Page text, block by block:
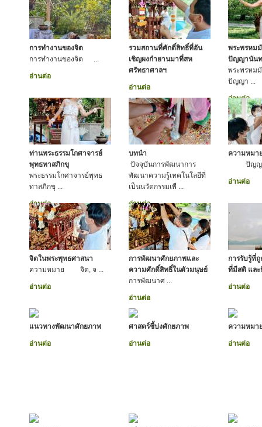
การทำงานของจิต
การทำงานของจิต ...
อ่านต่อ
รวมสถานที่ศักดิ์สิทธิ์ที่อัน
เชิญผงกำยานมาที่สห
ศรัทธาศาลฯ
อ่านต่อ
พระพรหม
ปัญญานัน
พระพรหม
ปัญญา ...
อ่านต่อ
ท่านพระธรรมโกศาจารย์
พุทธทาสภิกขุ
พระธรรมโกศาจารย์พุทธ
ทาสภิกขุ ...
อ่านต่อ
บทนำ
ปัจจุบันการพัฒนาการ
พัฒนาความรู้เทคโนโลยีที่
เป็นนวัตกรรมเพื ...
อ่านต่อ
ความหมา
ปัญญา
อ่านต่อ
จิตในพระพุทธศาสนา
ความหมาย จิต, จ ...
อ่านต่อ
การพัฒนาศักยภาพและ
ความศักดิ์สิทธิ์ในตัวมนุษย์
การพัฒนาศ ...
อ่านต่อ
การรับรู้ที่
ที่มีสติ แล
อ่านต่อ
แนวทางพัฒนาศักยภาพ
อ่านต่อ
ศาสตร์ชี้บ่งศักยภาพ
อ่านต่อ
ความหมา
อ่านต่อ